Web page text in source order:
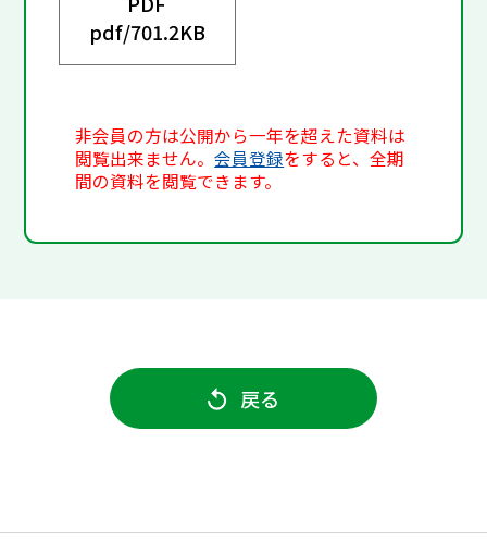
pdf/701.2KB
非会員の方は公開から一年を超えた資料は
閲覧出来ません。会員登録をすると、全期
間の資料を閲覧できます。
戻る